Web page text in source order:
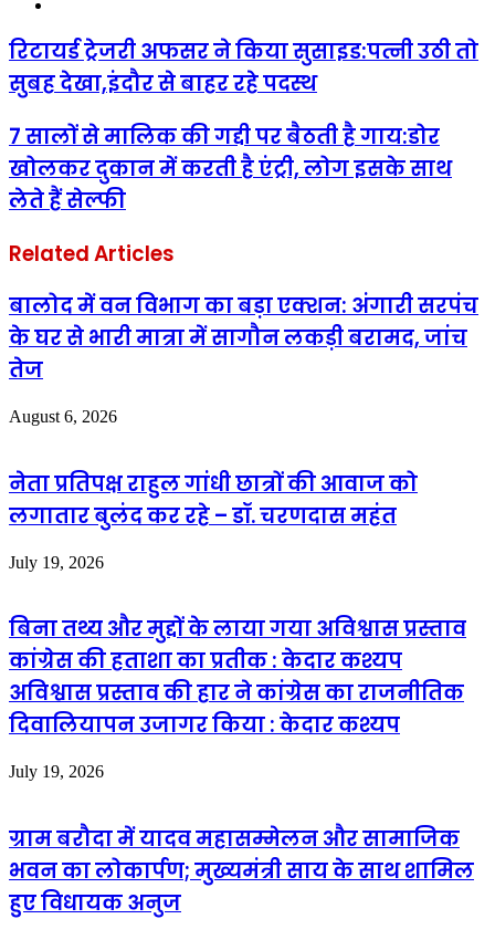
रिटायर्ड ट्रेजरी अफसर ने किया सुसाइड:पत्नी उठी तो
सुबह देखा,इंदौर से बाहर रहे पदस्थ
7 सालों से मालिक की गद्दी पर बैठती है गाय:डोर
खोलकर दुकान में करती है एंट्री, लोग इसके साथ
लेते हैं सेल्फी
Related Articles
बालोद में वन विभाग का बड़ा एक्शन: अंगारी सरपंच
के घर से भारी मात्रा में सागौन लकड़ी बरामद, जांच
तेज
August 6, 2026
नेता प्रतिपक्ष राहुल गांधी छात्रों की आवाज को
लगातार बुलंद कर रहे – डॉ. चरणदास महंत
July 19, 2026
बिना तथ्य और मुद्दों के लाया गया अविश्वास प्रस्ताव
कांग्रेस की हताशा का प्रतीक : केदार कश्यप
अविश्वास प्रस्ताव की हार ने कांग्रेस का राजनीतिक
दिवालियापन उजागर किया : केदार कश्यप
July 19, 2026
ग्राम बरौदा में यादव महासम्मेलन और सामाजिक
भवन का लोकार्पण; मुख्यमंत्री साय के साथ शामिल
हुए विधायक अनुज